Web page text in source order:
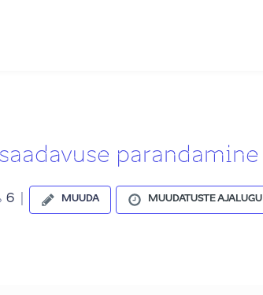
parandamine
6 MUUDA MUUDATUSTE AJALUGU